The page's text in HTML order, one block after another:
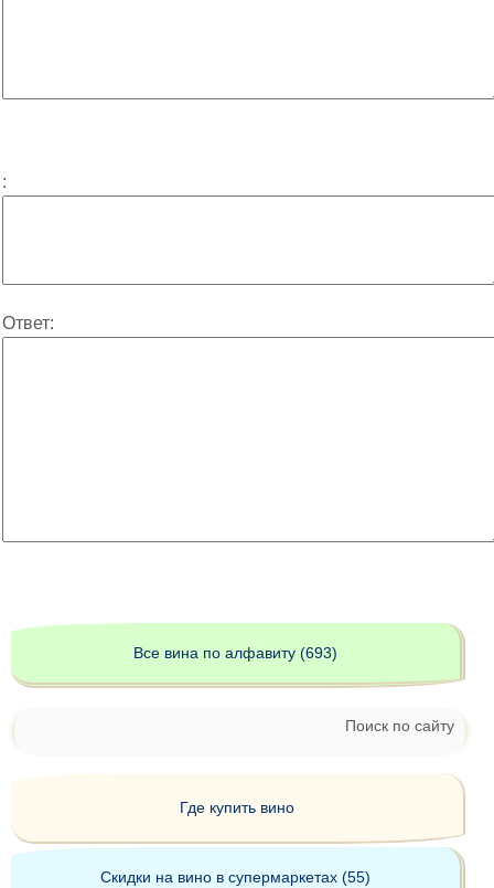
:
Ответ:
Все вина по алфавиту (693)
Поиск по сайту
Где купить вино
Скидки на вино в супермаркетах (55)